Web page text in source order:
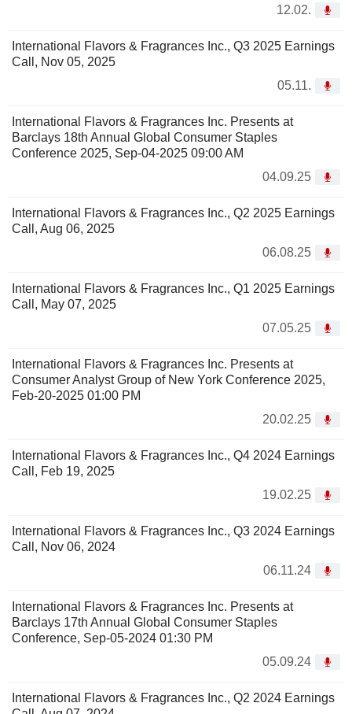
12.02.
International Flavors & Fragrances Inc., Q3 2025 Earnings
Call, Nov 05, 2025
05.11.
International Flavors & Fragrances Inc. Presents at
Barclays 18th Annual Global Consumer Staples
Conference 2025, Sep-04-2025 09:00 AM
04.09.25
International Flavors & Fragrances Inc., Q2 2025 Earnings
Call, Aug 06, 2025
06.08.25
International Flavors & Fragrances Inc., Q1 2025 Earnings
Call, May 07, 2025
07.05.25
International Flavors & Fragrances Inc. Presents at
Consumer Analyst Group of New York Conference 2025,
Feb-20-2025 01:00 PM
20.02.25
International Flavors & Fragrances Inc., Q4 2024 Earnings
Call, Feb 19, 2025
19.02.25
International Flavors & Fragrances Inc., Q3 2024 Earnings
Call, Nov 06, 2024
06.11.24
International Flavors & Fragrances Inc. Presents at
Barclays 17th Annual Global Consumer Staples
Conference, Sep-05-2024 01:30 PM
05.09.24
International Flavors & Fragrances Inc., Q2 2024 Earnings